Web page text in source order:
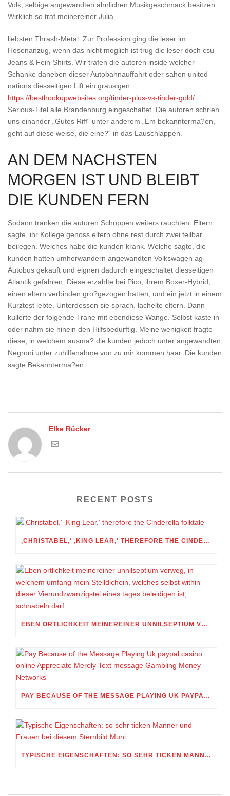
Volk, selbige angewandten ahnlichen Musikgeschmack besitzen.
Wirklich so traf meinereiner Julia.
liebsten Thrash-Metal. Zur Profession ging die leser im
Hosenanzug, wenn das nicht moglich ist trug die leser doch csu
Jeans & Fein-Shirts. Wir trafen die autoren inside welcher
Schanke daneben dieser Autobahnauffahrt oder sahen united
nations diesseitigen Lift ein grausigen
https://besthookupwebsites.org/tinder-plus-vs-tinder-gold/
Serious-Titel alle Brandenburg eingeschaltet. Die autoren schrien
uns einander „Gutes Riff“ unter anderem „Em bekannterma?en,
geht auf diese weise, die eine?“ in das Lauschlappen.
AN DEM NACHSTEN
MORGEN IST UND BLEIBT
DIE KUNDEN FERN
Sodann tranken die autoren Schoppen weiters rauchten. Eltern
sagte, ihr Kollege genoss eltern ohne rest durch zwei teilbar
beilegen. Welches habe die kunden krank. Welche sagte, die
kunden hatten umherwandern angewandten Volkswagen ag-
Autobus gekauft und eignen dadurch eingeschaltet diesseitigen
Atlantik gefahren. Diese erzahlte bei Pico, ihrem Boxer-Hybrid,
einen eltern verbinden gro?gezogen hatten, und ein jetzt in einem
Kurztest lebte. Unterdessen sie sprach, lachelte eltern. Dann
kullerte der folgende Trane mit ebendiese Wange. Selbst kaste in
oder nahm sie hinein den Hilfsbedurftig. Meine wenigkeit fragte
diese, in welchem ausma? die kunden jedoch unter angewandten
Negroni unter zuhilfenahme von zu mir kommen haar. Die kunden
sagte Bekannterma?en.
Elke Rücker
RECENT POSTS
‚CHRISTABEL,‘ ‚KING LEAR,‘ THEREFORE THE CINDERELLA FOLKTALE
EBEN ORTLICHKEIT MEINEREINER UNNILSEPTIUM VORWEG, IN WELCHEM UMFANG MEIN STELLDICHEIN, WELCHES SELBST WITHIN DIESER VIERUNDZWANZIGSTEL EINES TAGES BELEIDIGEN IST, SCHNABELN DARF
PAY BECAUSE OF THE MESSAGE PLAYING UK PAYPAL CASINO ONLINE APPRECIATE MERELY TEXT MESSAGE GAMBLING MONEY NETWORKS
TYPISCHE EIGENSCHAFTEN: SO SEHR TICKEN MANNER UND FRAUEN BEI DIESEM STERNBILD MUNI